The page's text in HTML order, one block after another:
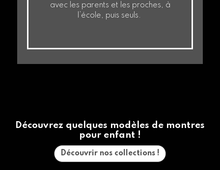
avec les parents et les proches, à
l’école, puis seuls.
Découvrez quelques modèles de montres
pour enfant !
Découvrir nos collections !